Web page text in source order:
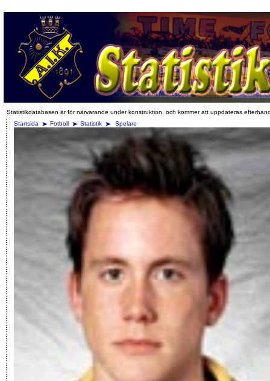
Statistikdatabasen är för närvarande under konstruktion, och kommer att uppdateras
Startsida
Fotboll Statistik Spelare